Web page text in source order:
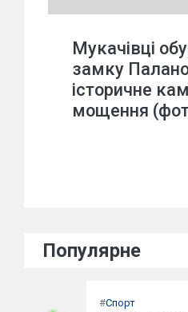
Мукачівці
замку
історичне
мощення
Популярне
#Спорт